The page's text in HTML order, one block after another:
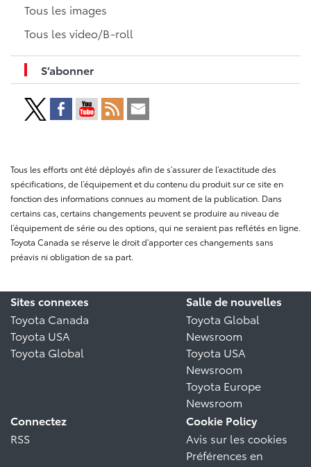
Tous les images
Tous les video/B-roll
S’abonner
Tous les efforts ont été déployés afin de s’assurer de l’exactitude des
spécifications, de l’équipement et du contenu du produit sur ce site en
fonction des informations connues au moment de la publication. Dans
certains cas, certains changements peuvent se produire au niveau de
l’équipement de série ou des options, qui ne seraient pas reflétés en ligne.
Toyota Canada se réserve le droit d’apporter ces changements sans
préavis ni obligation de sa part.
Sites connexes
Toyota Canada
Toyota USA
Toyota Global
Salle de nouvelles
Toyota Global
Newsroom
Toyota USA
Newsroom
Toyota Europe
Newsroom
Connectez
RSS
Cookie Policy
Avis sur les cookies
Préférences en